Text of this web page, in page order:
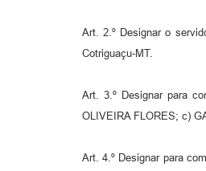
Art. 2.º Designar o
Cotriguaçu-MT.
Art. 3.º Designar para
OLIVEIRA FLORES; c)
Art. 4.º Designar para